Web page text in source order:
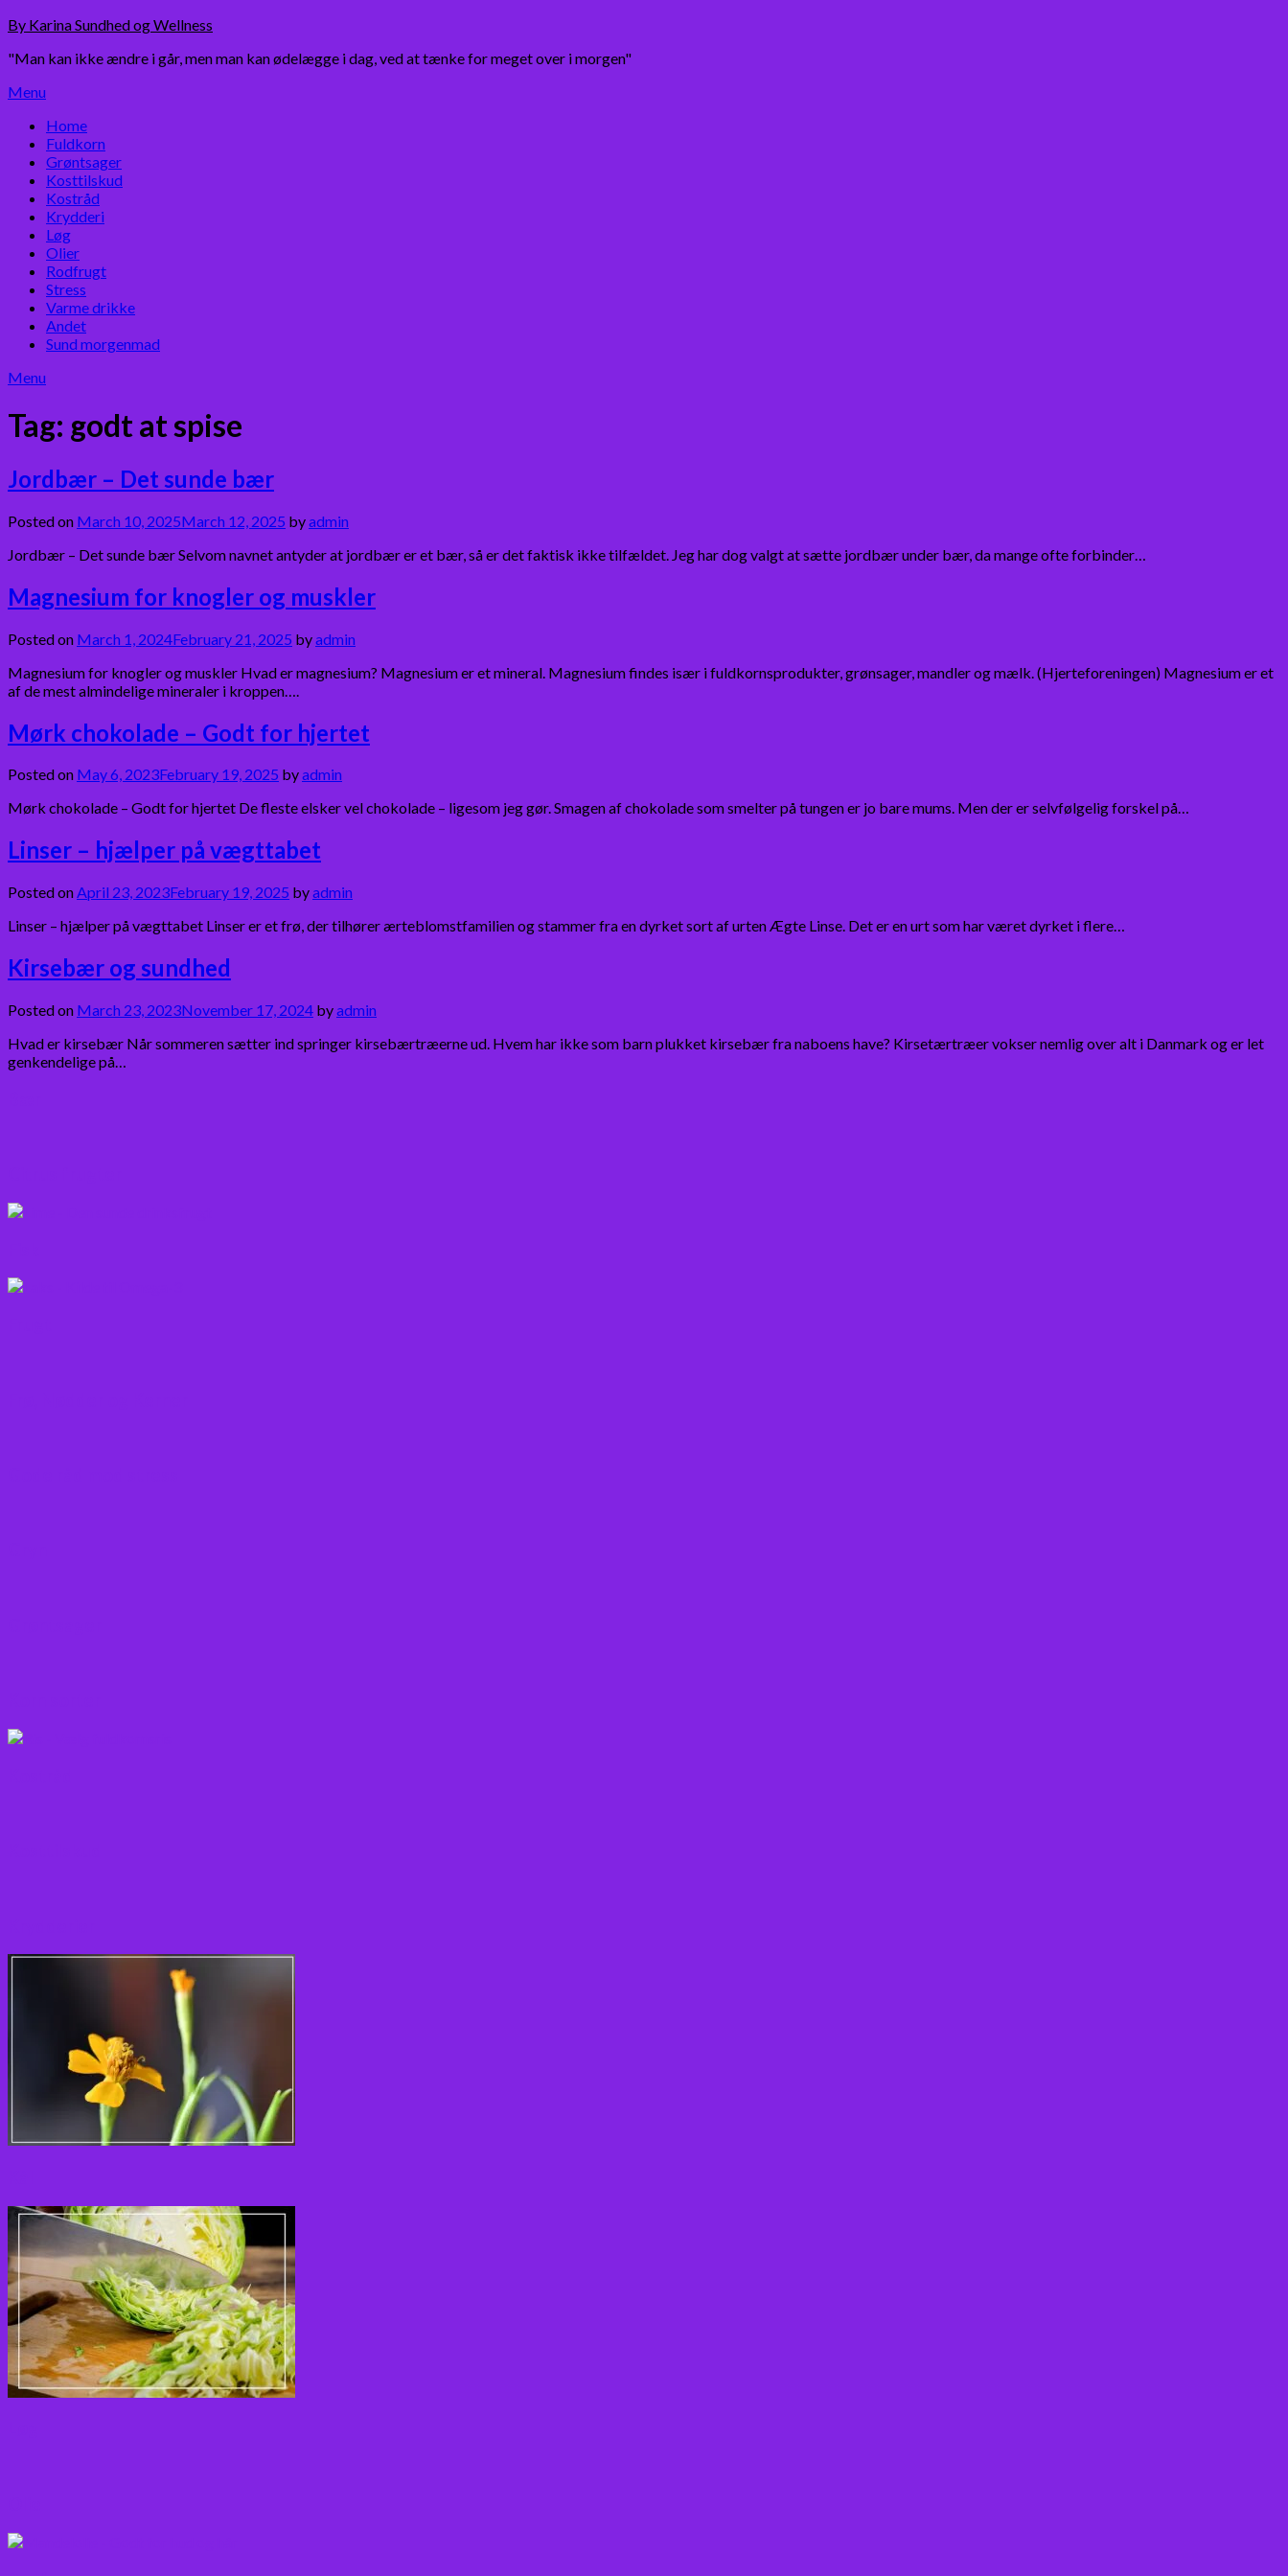
Skip
content
By Karina Sundhed og Wellness
"Man kan ikke ændre i går, men man kan ødelægge i dag, ved at tænke for meget over i morgen"
Menu
Home
Fuldkorn
Grøntsager
Kosttilskud
Kostråd
Krydderi
Løg
Olier
Rodfrugt
Stress
Varme drikke
Andet
Sund morgenmad
Menu
Tag: godt at spise
Jordbær – Det sunde bær
Posted on March 10, 2025March 12, 2025 byadmin
Jordbær – Det sunde bær Selvom navnet antyder at jordbær er et bær, så er det faktisk ikke tilfældet. Jeg har dog valgt at sætte jordbær under bær, da mange ofte forbinder…
Magnesium for knogler og muskler
Posted on March 1, 2024February 21, 2025 byadmin
Magnesium for knogler og muskler Hvad er magnesium? Magnesium er et mineral. Magnesium findes især i fuldkornsprodukter, grønsager, mandler og mælk. (Hjerteforeningen) Magnesium er et
af de mest almindelige mineraler i kroppen….
Mørk chokolade – Godt for hjertet
Posted on May 6, 2023February 19, 2025 byadmin
Mørk chokolade – Godt for hjertet De fleste elsker vel chokolade – ligesom jeg gør. Smagen af chokolade som smelter på tungen er jo bare mums. Men der er selvfølgelig forskel på…
Linser – hjælper på vægttabet
Posted onApril 23, 2023February 19, 2025 byadmin
Linser – hjælper på vægttabet Linser er et frø, der tilhører ærteblomstfamilien og stammer fra en dyrket sort af urten Ægte Linse. Det er en urt som har været dyrket i flere…
Kirsebær og sundhed
Posted on March 23, 2023November 17, 2024 byadmin
Hvad er kirsebær Når sommeren sætter ind springer kirsebærtræerne ud. Hvem har ikke som barn plukket kirsebær fra naboens have? Kirsetærtræer vokser nemlig over alt i Danmark og er let
genkendelige på…